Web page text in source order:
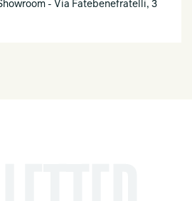
- Via Fatebenefratelli, 3